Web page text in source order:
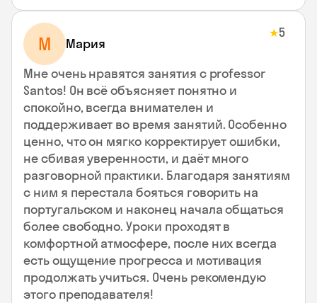
М Мария
★5
Мне очень нравятся занятия с professor
Santos! Он всё объясняет понятно и
спокойно, всегда внимателен и
поддерживает во время занятий. Особенно
ценно, что он мягко корректирует ошибки,
не сбивая уверенности, и даёт много
разговорной практики. Благодаря занятиям
с ним я перестала бояться говорить на
португальском и наконец начала общаться
более свободно. Уроки проходят в
комфортной атмосфере, после них всегда
есть ощущение прогресса и мотивация
продолжать учиться. Очень рекомендую
этого преподавателя!